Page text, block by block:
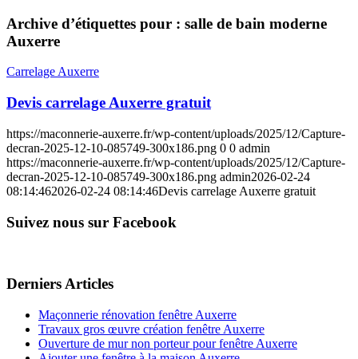
Archive d’étiquettes pour : salle de bain moderne
Auxerre
Carrelage Auxerre
Devis carrelage Auxerre gratuit
https://maconnerie-auxerre.fr/wp-content/uploads/2025/12/Capture-
decran-2025-12-10-085749-300x186.png 0 0 admin
https://maconnerie-auxerre.fr/wp-content/uploads/2025/12/Capture-
decran-2025-12-10-085749-300x186.png admin2026-02-24
08:14:462026-02-24 08:14:46Devis carrelage Auxerre gratuit
Suivez nous sur Facebook
Derniers Articles
Maçonnerie rénovation fenêtre Auxerre
Travaux gros œuvre création fenêtre Auxerre
Ouverture de mur non porteur pour fenêtre Auxerre